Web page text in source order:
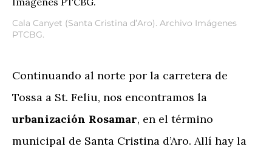
Cala Canyet (Santa Cristina d’Aro). Archivo Imágenes
PTCBG.
Continuando al norte por la carretera de
Tossa a St. Feliu, nos encontramos la
urbanización Rosamar, en el término
municipal de Santa Cristina d’Aro. Allí hay la